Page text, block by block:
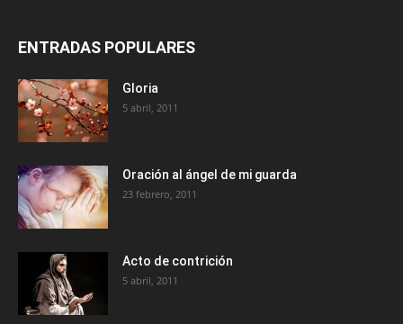
ENTRADAS POPULARES
Gloria
5 abril, 2011
Oración al ángel de mi guarda
23 febrero, 2011
Acto de contrición
5 abril, 2011